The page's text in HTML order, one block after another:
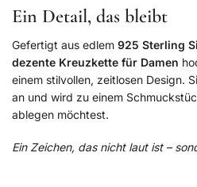
Ein Detail, das bleibt
Gefertigt aus edlem 925 Sterling
dezente Kreuzkette für Damen
einem stilvollen, zeitlosen Design.
an und wird zu einem
ablegen möchtest.
Ein Zeichen, das nicht laut ist –